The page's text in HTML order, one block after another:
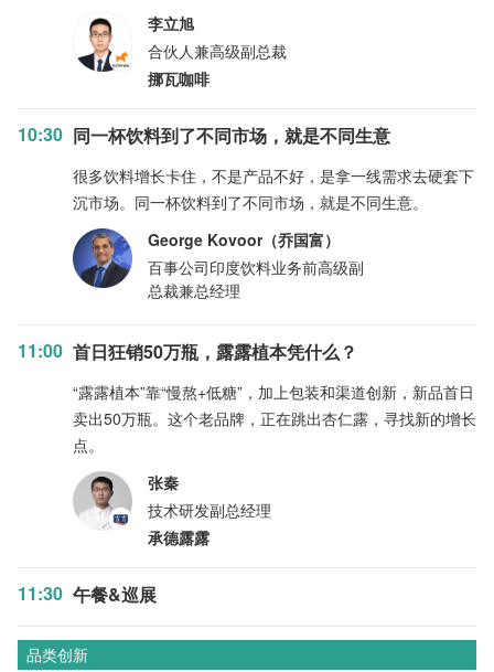
李立旭
合伙人兼高级副总裁
挪瓦咖啡
10:30 同一杯饮料到了不同市场，就是不同生意
很多饮料增长卡住，不是产品不好，是拿一线需求去硬套下
沉市场。同一杯饮料到了不同市场，就是不同生意。
George Kovoor（乔国富）
百事公司印度饮料业务前高级副
总裁兼总经理
11:00 首日狂销50万瓶，露露植本凭什么？
“露露植本”靠“慢熬+低糖”，加上包装和渠道创新，新品首日
卖出50万瓶。这个老品牌，正在跳出杏仁露，寻找新的增长
点。
张秦
技术研发副总经理
承德露露
11:30 午餐&巡展
品类创新